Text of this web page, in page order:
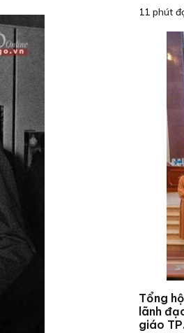
11 phút
Tổng
lãnh
giáo